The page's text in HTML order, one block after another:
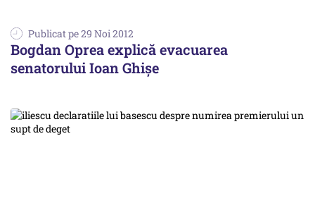
Publicat pe 29 Noi 2012
Bogdan Oprea explică evacuarea
senatorului Ioan Ghișe